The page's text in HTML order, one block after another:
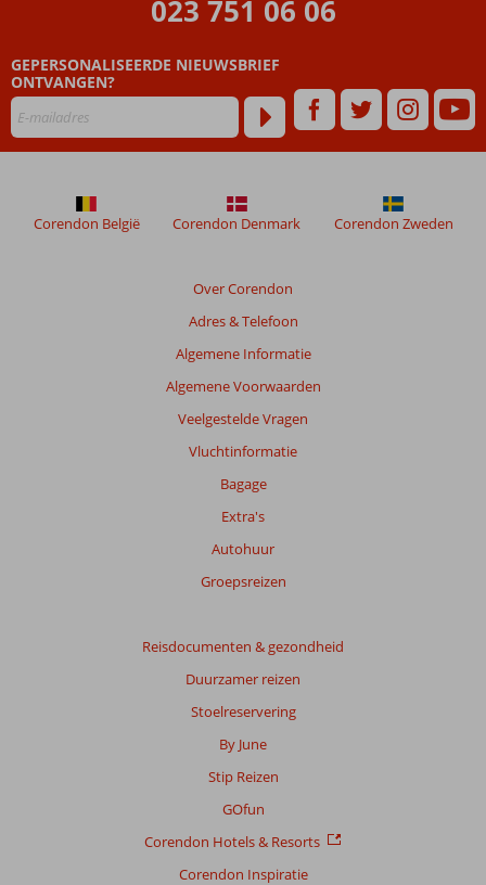
023 751 06 06
GEPERSONALISEERDE NIEUWSBRIEF
ONTVANGEN?
Over Corendon
Adres & Telefoon
Algemene Informatie
Algemene Voorwaarden
Veelgestelde Vragen
Vluchtinformatie
Bagage
Extra's
Autohuur
Groepsreizen
Reisdocumenten & gezondheid
Duurzamer reizen
Stoelreservering
By June
Stip Reizen
GOfun
Corendon Hotels & Resorts
Corendon Inspiratie
Corendon België Corendon Denmark Corendon Zweden